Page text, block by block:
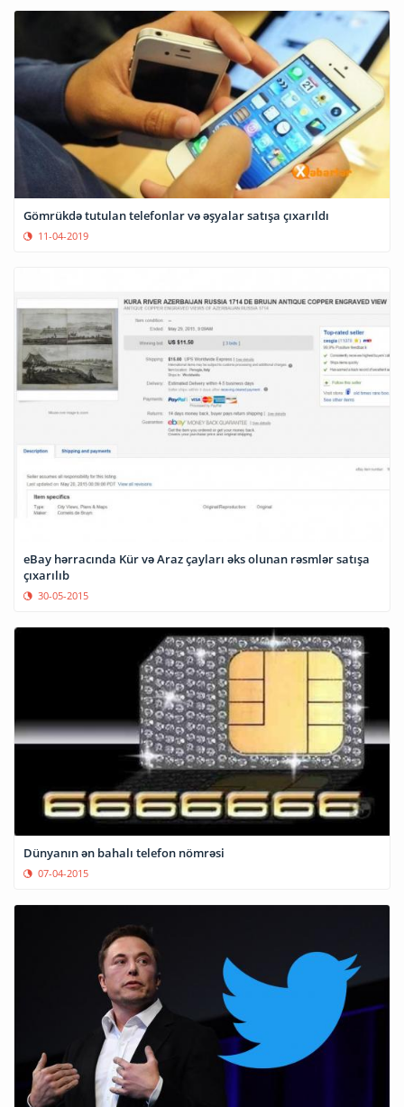
Gömrükdə tutulan telefonlar və əşyalar satışa çıxarıldı
11-04-2019
eBay hərracında Kür və Araz çayları əks olunan rəsmlər satışa
çıxarılıb
30-05-2015
Dünyanın ən bahalı telefon nömrəsi
07-04-2015